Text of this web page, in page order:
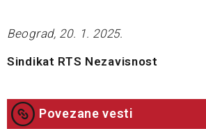
Beograd, 20. 1. 2025.
Sindikat RTS Nezavisnost
Povezane vesti